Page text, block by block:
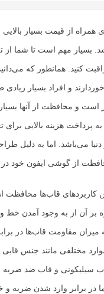
همراه از قیمت بسیار
بسیار مهم است تا شما از
کنید. همانطور که
و افراد بسیار
است و محافظت از آنها
به پرداخت هزینه بالایی
دنیا می‌باشد. اما به دلیل
از گوشی ایفون خود در
کاربردهای قاب‌ها محافظت
بر آن از به وجود آمدن خط
میزان مقاومت قاب‌ها در
مختلفی مانند جنس قابی
قاب سیلیکونی و قاب ضد
در برابر وارد شدن ضربه